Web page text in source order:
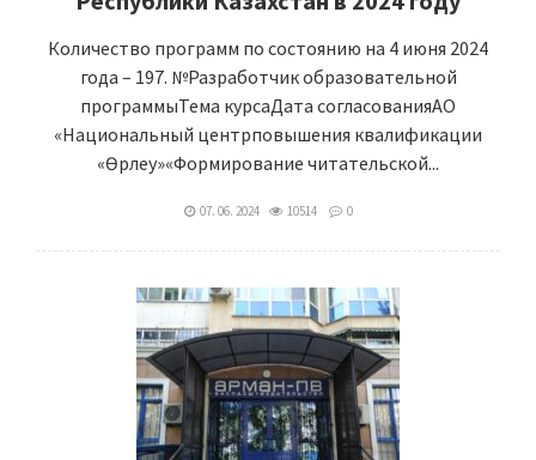
Количество программ по состоянию на 4 июня 2024
года – 197. №Разработчик образовательной
программыТема курсаДата согласованияАО
«Национальный центрповышения квалификации
«Өрлеу»«Формирование читательской...
07. 06. 2024 10514 0